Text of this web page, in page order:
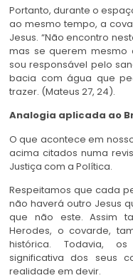
Portanto, durante o
ao mesmo tempo, a
Jesus. “Não encontro
mas se querem mesmo
sou responsável pelo
bacia com água que
trazer. (Mateus 27, 24).
Analogia aplicada ao
O que acontece em
acima citados numa
Justiça com a Política.
Respeitamos que cada
não haverá outro Jesus
que não este. Assim
Herodes, o covarde,
histórica. Todavia,
significativa dos seus
realidade em devir.